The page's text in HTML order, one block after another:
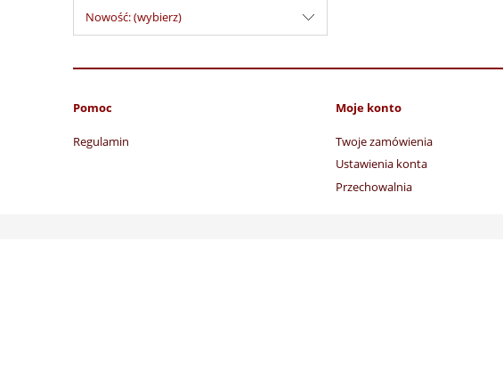
Nowość: (wybierz)
Pomoc
Regulamin
Moje konto
Twoje zamówienia
Ustawienia konta
Przechowalnia